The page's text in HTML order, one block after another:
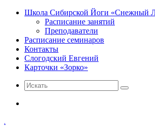
Школа Сибирской Йоги «Снежный
Расписание занятий
Преподаватели
Расписание семинаров
Контакты
Слогодский Евгений
Карточки «Зорко»
Искать
.